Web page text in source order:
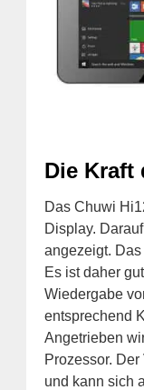
Die Kraft
Das Chuwi
Display.
angezeigt.
Es ist daher
Wiedergabe
entsprechend
Angetrieben
Prozessor.
und kann sich